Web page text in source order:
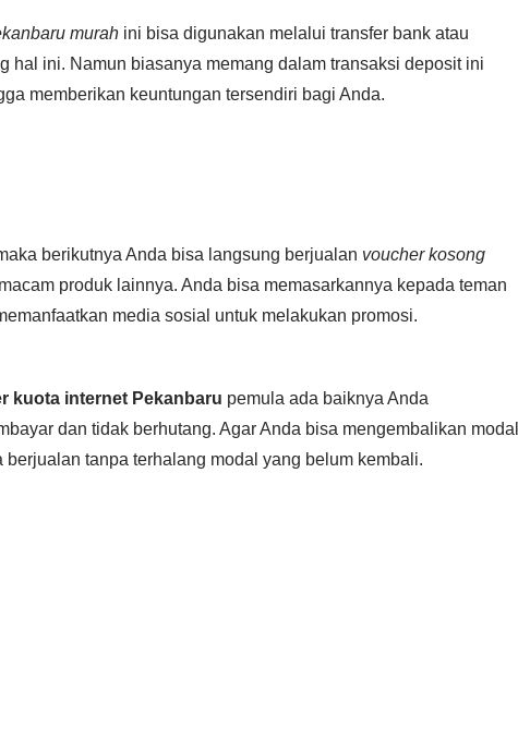
murah ini bisa digunakan melalui transfer bank atau
hal ini. Namun biasanya memang dalam transaksi deposit ini
memberikan keuntungan tersendiri bagi Anda.
berikutnya Anda bisa langsung berjualan voucher kosong
produk lainnya. Anda bisa memasarkannya kepada teman
media sosial untuk melakukan promosi.
kuota internet Pekanbaru pemula ada baiknya Anda
dan tidak berhutang. Agar Anda bisa mengembalikan modal
tanpa terhalang modal yang belum kembali.